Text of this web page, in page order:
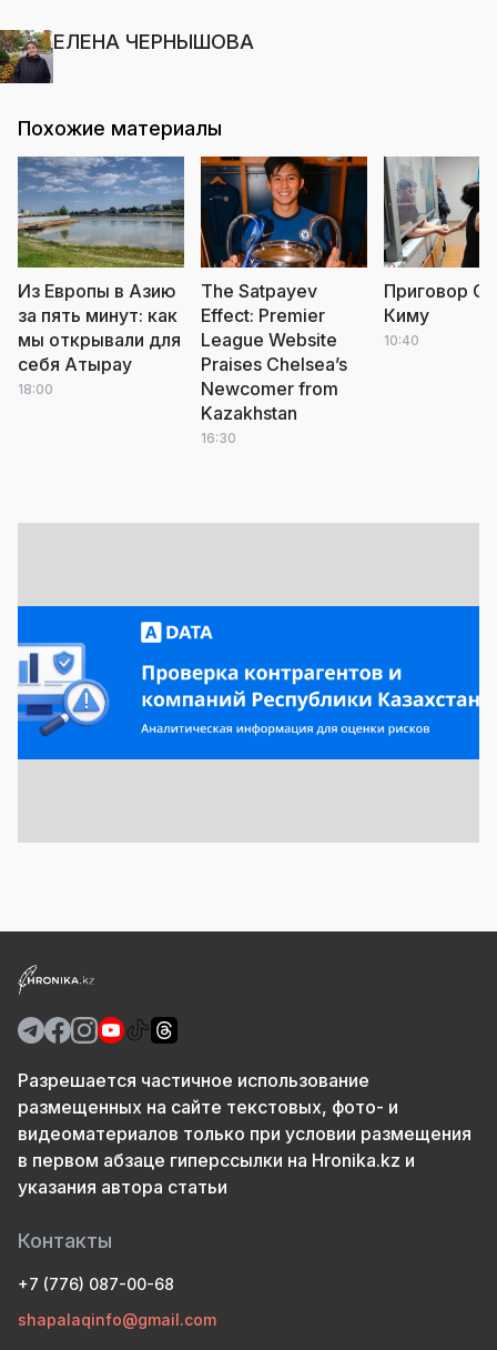
ЕЛЕНА ЧЕРНЫШОВА
Похожие материалы
Из Европы в Азию
за пять минут: как
мы открывали для
себя Атырау
18:00
The Satpayev
Effect: Premier
League Website
Praises Chelsea’s
Newcomer from
Kazakhstan
16:30
Приговор
Киму
10:40
Разрешается частичное использование
размещенных на сайте текстовых, фото- и
видеоматериалов только при условии размещения
в первом абзаце гиперссылки на Hronika.kz и
указания автора статьи
Контакты
+7 (776) 087-00-68
shapalaqinfo@gmail.com